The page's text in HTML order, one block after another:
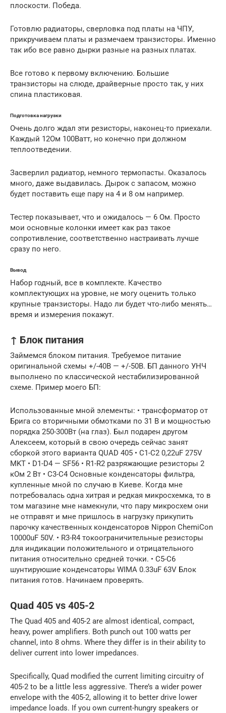
плоскости. Победа.
Готовлю радиаторы, сверловка под платы на ЧПУ,
прикручиваем платы и размечаем транзисторы. Именно
так ибо все равно дырки разные на разных платах.
Все готово к первому включению. Большие
транзисторы на слюде, драйверные просто так, у них
спина пластиковая.
Подготовка нагрузки
Очень долго ждал эти резисторы, наконец-то приехали.
Каждый 12Ом 100Ватт, но конечно при должном
теплоотведении.
Засверлил радиатор, немного термопасты. Оказалось
много, даже выдавилась. Дырок с запасом, можно
будет поставить еще пару на 4 и 8 ом например.
Тестер показывает, что и ожидалось — 6 Ом. Просто
мои основные колонки имеет как раз такое
сопротивление, соответственно настраивать лучше
сразу по него.
Вывод
Набор годный, все в комплекте. Качество
комплектующих на уровне, не могу оценить только
крупные транзисторы. Надо ли будет что-либо менять…
время и измерения покажут.
↑ Блок питания
Займемся блоком питания. Требуемое питание
оригинальной схемы +/-40В — +/-50В. БП данного УНЧ
выполнено по классической нестабилизированной
схеме. Пример моего БП:
Использованные мной элементы: • трансформатор от
Брига со вторичными обмотками по 31 В и мощностью
порядка 250-300Вт (на глаз). Был подарен другом
Алексеем, который в свою очередь сейчас занят
сборкой этого варианта QUAD 405 • С1-С2 0,22uF 275V
MKT • D1-D4 — SF56 • R1-R2 разряжающие резисторы 2
кОм 2 Вт • С3-С4 Основные конденсаторы фильтра,
купленные мной по случаю в Киеве. Когда мне
потребовалась одна хитрая и редкая микросхемка, то в
том магазине мне намекнули, что пару микросхем они
не отправят и мне пришлось в нагрузку прикупить
парочку качественных конденсаторов Nippon ChemiCon
10000uF 50V. • R3-R4 токоограничительные резисторы
для индикации положительного и отрицательного
питания относительно средней точки. • С5-С6
шунтируюшие конденсаторы WIMA 0.33uF 63V Блок
питания готов. Начинаем проверять.
Quad 405 vs 405-2
The Quad 405 and 405-2 are almost identical, compact,
heavy, power amplifiers. Both punch out 100 watts per
channel, into 8 ohms. Where they differ is in their ability to
deliver current into lower impedances.
Specifically, Quad modified the current limiting circuitry of
405-2 to be a little less aggressive. There’s a wider power
envelope with the 405-2, allowing it to better drive lower
impedance loads. If you own current-hungry speakers or